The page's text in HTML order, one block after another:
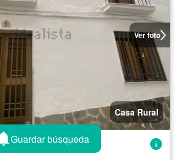
Ver foto
Casa Rural
Guardar búsqueda